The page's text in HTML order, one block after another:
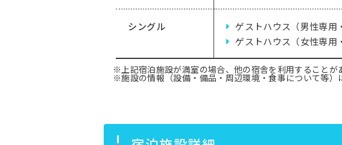
シングル
ゲストハウス（男性専用
ゲストハウス（女性専用
※上記宿泊施設が満室の場合、他の宿舎を利用することが
※施設の情報（設備・備品・周辺環境・食事について等）